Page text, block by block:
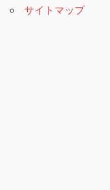
サイトマップ